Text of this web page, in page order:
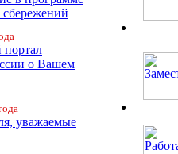
о Вашем
уважаемые